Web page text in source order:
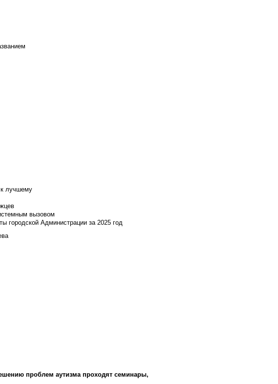
к лучшему
вызовом
городской Администрации за 2025 год
проблем аутизма проходят семинары,